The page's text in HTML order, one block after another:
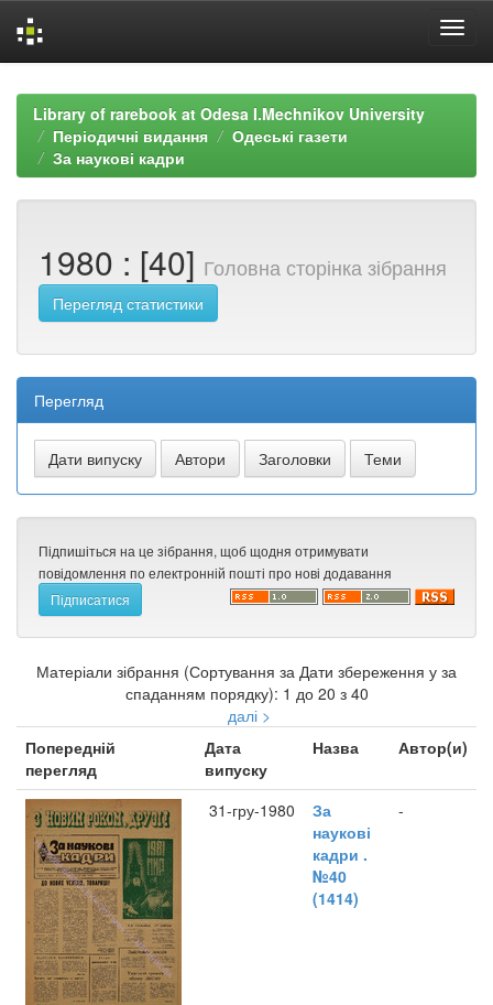
navigationLibrary of rarebook at Odesa I.Mechnikov University
Періодичні видання
Одеські газети
За наукові кадри
1980 : [40] Головна сторінка зібрання
Перегляд статистики
Перегляд
Підпишіться на це зібрання, щоб щодня отримувати
повідомлення по електронній пошті про нові додавання
Матеріали зібрання (Сортування за Дати збереження у за
спаданням порядку): 1 до 20 з 40
далі >
Попередній
перегляд
Дата
випуску
Назва Автор(и)
31-гру-1980
За
наукові
кадри .
№40
(1414)
-